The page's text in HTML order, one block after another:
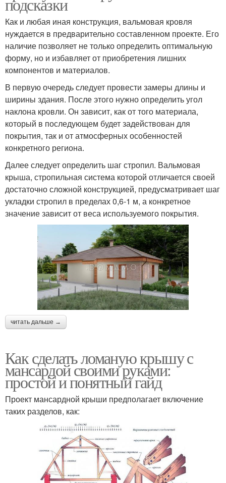
Как и любая иная конструкция, вальмовая кровля
нуждается в предварительно составленном проекте. Его
наличие позволяет не только определить оптимальную
форму, но и избавляет от приобретения лишних
компонентов и материалов.
В первую очередь следует провести замеры длины и
ширины здания. После этого нужно определить угол
наклона кровли. Он зависит, как от того материала,
который в последующем будет задействован для
покрытия, так и от атмосферных особенностей
конкретного региона.
Далее следует определить шаг стропил. Вальмовая
крыша, стропильная система которой отличается своей
достаточно сложной конструкцией, предусматривает шаг
укладки стропил в пределах 0,6-1 м, а конкретное
значение зависит от веса используемого покрытия.
читать дальше →
Как сделать ломаную крышу с
мансардой своими руками:
простой и понятный гайд
Проект мансардной крыши предполагает включение
таких разделов, как: